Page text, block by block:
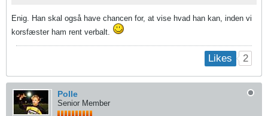
Enig. Han skal også have chancen for, at vise hvad han kan, inden vi
korsfæster ham rent verbalt.
Likes 2
Polle
Senior Member